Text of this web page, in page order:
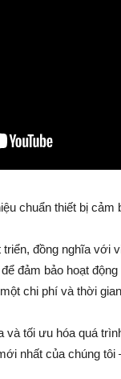
chuẩn thiết bị cảm
đồng nghĩa với
đảm bảo hoạt
chi phí và thời
và tối ưu hóa quá
nhất của chúng